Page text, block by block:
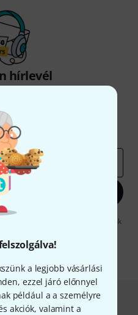
a legjobb vásárlási
ezzel járó előnnyel
például a a személyre
akciók, valamint a
hírlevél
hírlevelére, és kis
Akciók
hogy e-mailben küldjünk
guideline-ben talál.